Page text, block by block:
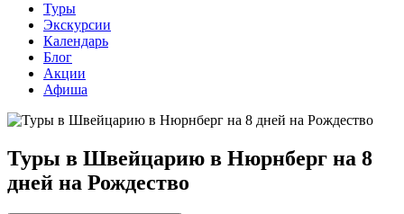
Туры
Экскурсии
Календарь
Блог
Акции
Афиша
Туры в Швейцарию в Нюрнберг на 8
дней на Рождество